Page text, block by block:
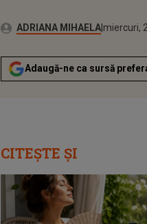
Autor:ADRIANA MIHAELAPublicat:
miercuri,
miercuri,
Adaugă-ne ca sursă
CITEȘTE ȘI